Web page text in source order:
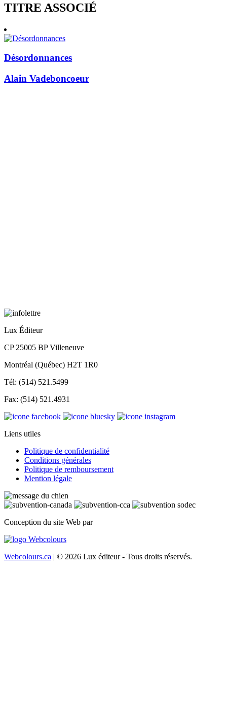
TITRE ASSOCIÉ
Désordonnances
Alain Vadeboncoeur
Lux Éditeur
CP 25005 BP Villeneuve
Montréal (Québec) H2T 1R0
Tél: (514) 521.5499
Fax: (514) 521.4931
Liens utiles
Politique de confidentialité
Conditions générales
Politique de remboursement
Mention légale
Conception du site Web par
Webcolours.ca | © 2026 Lux éditeur - Tous droits réservés.